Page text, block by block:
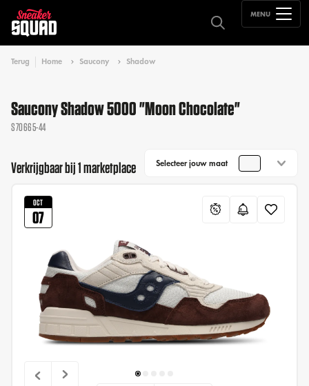
MENU
Terug Home Saucony Shadow
Saucony Shadow 5000 "Moon Chocolate"
S70665-44
Verkrijgbaar bij 1 marketplace Selecteer jouw maat
OCT
07